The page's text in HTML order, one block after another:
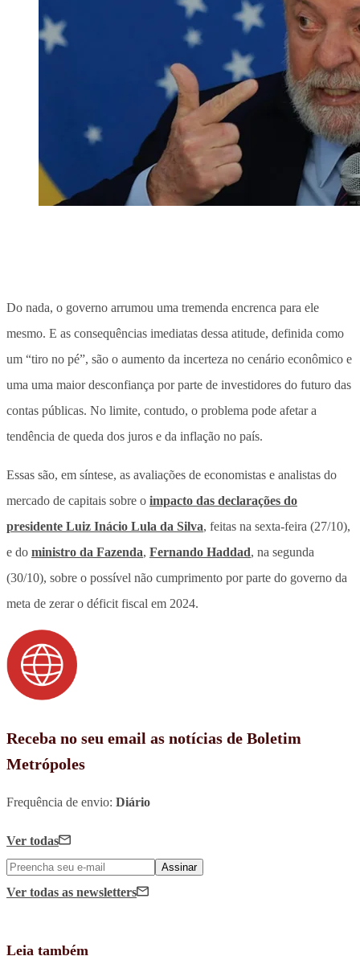
Do nada, o governo arrumou uma tremenda encrenca para ele
mesmo. E as consequências imediatas dessa atitude, definida como
um “tiro no pé”, são o aumento da incerteza no cenário econômico e
uma uma maior desconfiança por parte de investidores do futuro das
contas públicas. No limite, contudo, o problema pode afetar a
tendência de queda dos juros e da inflação no país.
Essas são, em síntese, as avaliações de economistas e analistas do
mercado de capitais sobre o impacto das declarações do
presidente Luiz Inácio Lula da Silva, feitas na sexta-feira (27/10),
e do ministro da Fazenda, Fernando Haddad, na segunda
(30/10), sobre o possível não cumprimento por parte do governo da
meta de zerar o déficit fiscal em 2024.
Receba no seu email as notícias de Boletim
Metrópoles
Frequência de envio: Diário
Ver todas
Assinar
Ver todas as newsletters
Leia também